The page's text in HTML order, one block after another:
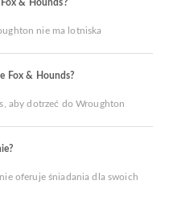
& Hounds?
nie ma lotniska
Fox & Hounds?
aby dotrzeć do Wroughton
oferuje śniadania dla swoich